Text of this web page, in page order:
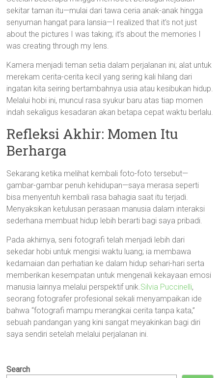
sekitar taman itu—mulai dari tawa ceria anak-anak hingga
senyuman hangat para lansia—I realized that it’s not just
about the pictures I was taking; it’s about the memories I
was creating through my lens.
Kamera menjadi teman setia dalam perjalanan ini; alat untuk
merekam cerita-cerita kecil yang sering kali hilang dari
ingatan kita seiring bertambahnya usia atau kesibukan hidup.
Melalui hobi ini, muncul rasa syukur baru atas tiap momen
indah sekaligus kesadaran akan betapa cepat waktu berlalu.
Refleksi Akhir: Momen Itu
Berharga
Sekarang ketika melihat kembali foto-foto tersebut—
gambar-gambar penuh kehidupan—saya merasa seperti
bisa menyentuh kembali rasa bahagia saat itu terjadi.
Menyaksikan ketulusan perasaan manusia dalam interaksi
sederhana membuat hidup lebih berarti bagi saya pribadi.
Pada akhirnya, seni fotografi telah menjadi lebih dari
sekedar hobi untuk mengisi waktu luang; ia membawa
kedamaian dan perhatian ke dalam hidup sehari-hari serta
memberikan kesempatan untuk mengenali kekayaan emosi
manusia lainnya melalui perspektif unik.Silvia Puccinelli,
seorang fotografer profesional sekali menyampaikan ide
bahwa “fotografi mampu merangkai cerita tanpa kata,”
sebuah pandangan yang kini sangat meyakinkan bagi diri
saya sendiri setelah melalui perjalanan ini.
Search